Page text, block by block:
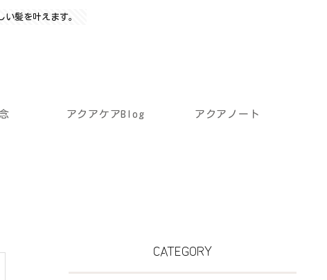
髪を叶えます。
アクアケアBlog アクアノート
CATEGORY